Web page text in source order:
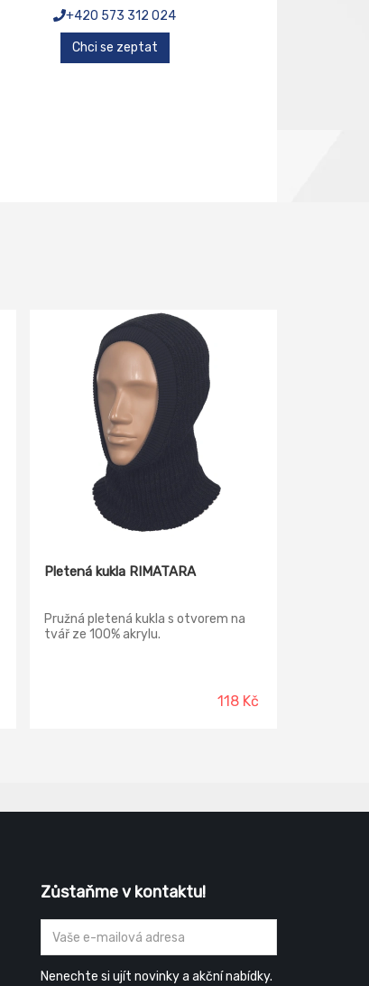
+420 573 312 024
Chci se zeptat
Pletená kukla RIMATARA
Pružná pletená kukla s otvorem na
tvář ze 100% akrylu.
118 Kč
Zůstaňme v kontaktu!
Nenechte si ujít novinky a akční nabídky.